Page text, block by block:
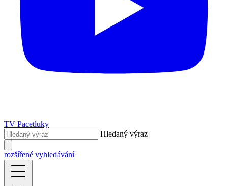
TV Pacetluky
Hledaný výraz
rozšířené vyhledávání